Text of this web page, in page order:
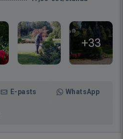
+33
E-pasts WhatsApp